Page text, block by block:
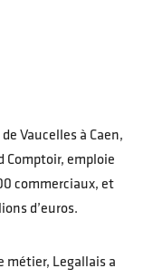
Vaucelles à Caen,
Comptoir, emploie
commerciaux, et
d’euros.
métier, Legallais a